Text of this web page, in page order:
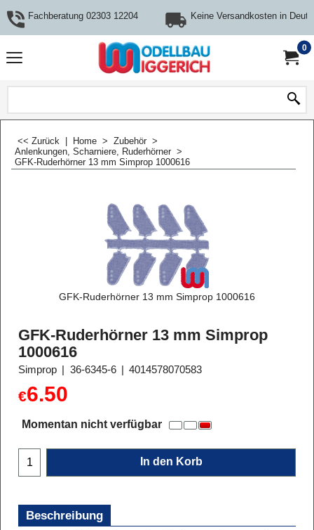
Fachberatung 02303 12204 Keine Versandkosten in
0
<< Zurück Home > Zubehör >
Anlenkungen, Scharniere, Ruderhörner >
GFK-Ruderhörner 13 mm Simprop 1000616
GFK-Ruderhörner 13 mm Simprop 1000616
GFK-Ruderhörner 13 mm Simprop
1000616
Simprop 36-6345-6 4014578070583
€6.50
Momentan nicht verfügbar
In den Korb
Beschreibung